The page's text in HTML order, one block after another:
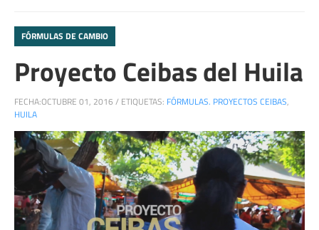
FÓRMULAS DE CAMBIO
Proyecto Ceibas del Huila
FECHA:OCTUBRE 01, 2016 / ETIQUETAS: FÓRMULAS. PROYECTOS CEIBAS,
HUILA